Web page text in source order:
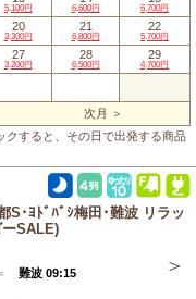
5,100円 6,600円 6,700円
20
3,300円
21
6,800円
22
5,700円
27
3,200円
28
6,500円
29
4,700円
次月 ＞
クすると、その日で出発する商品
･ﾖﾄﾞﾊﾞｼ梅田･難波 リラッ
ーSALE)
難波 09:15